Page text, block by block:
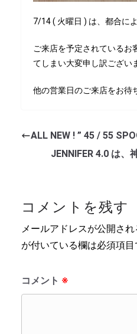
7/14 ( 火曜日 ) は、都合に
ご来店を予定されているお
てしまい大変申し訳ござい
他の営業日のご来店をお待
ALL NEW ! ” 45 / 55
JENNIFER 4.0 は、
コメントを残す
メールアドレスが公開され
が付いている欄は必須項目
コメント ※